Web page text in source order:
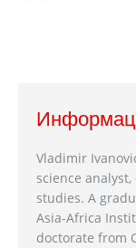
Vladimir
science
studies. A
Asia-Africa
doctorate from